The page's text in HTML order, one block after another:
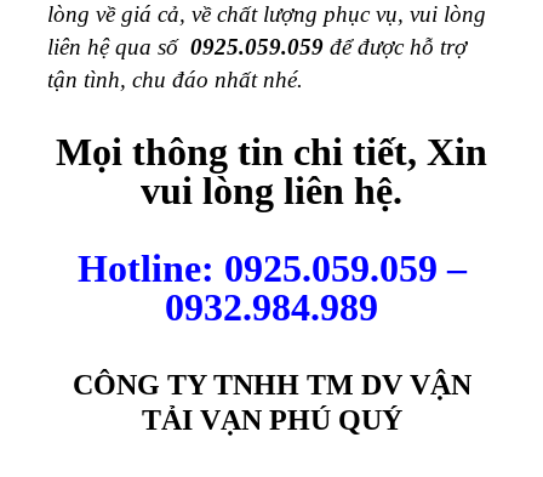
lòng về giá cả, về chất lượng phục vụ, vui lòng
liên hệ qua số 0925.059.059 để được hỗ trợ
tận tình, chu đáo nhất nhé.
Mọi thông tin chi tiết, Xin
vui lòng liên hệ.
Hotline: 0925.059.059 –
0932.984.989
CÔNG TY TNHH TM DV VẬN
TẢI VẠN PHÚ QUÝ